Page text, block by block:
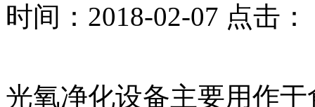
时间：2018-02-07 点击：
光氧净化设备主要用作